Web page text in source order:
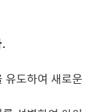
도하여 새로운